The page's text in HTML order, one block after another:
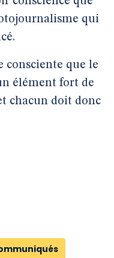
qui
consciente que le
élément fort de
chacun doit donc